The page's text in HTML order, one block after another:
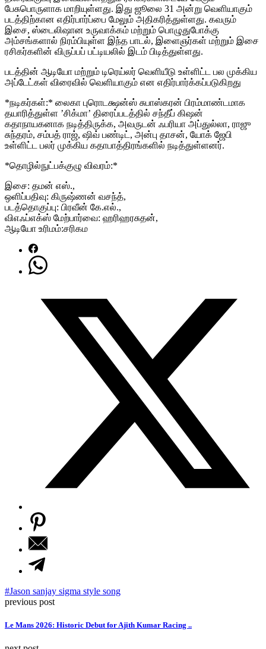
பேசுபொருளாக மாறியுள்ளது. இது ஜூலை 31 அன்று வெளியாகும்
படத்திற்கான எதிர்பார்ப்பை மேலும் அதிகரித்துள்ளது. கவரும்
இசை, ஸ்டைலிஷான உருவாக்கம் மற்றும் பொழுதுபோக்கு
அம்சங்களால் நிரம்பியுள்ள இந்த பாடல், இளைஞர்கள் மற்றும் இசை
ரசிகர்களின் விருப்பப் பட்டியலில் இடம் பிடித்துள்ளது.
படத்தின் ஆடியோ மற்றும் டிரெய்லர் வெளியீடு உள்ளிட்ட பல முக்கிய
அப்டேட்கள் விரைவில் வெளியாகும் என எதிர்பார்க்கப்படுகிறது
*நடிகர்கள்:* லைகா புரொடக்ஷன்ஸ் சுபாஸ்கரன் பிரம்மாண்டமாக
தயாரித்துள்ள ’சிக்மா’ திரைப்படத்தில் சந்தீப் கிஷன்
கதாநாயகனாக நடித்திருக்க, அவருடன் ஃபரியா அப்துல்லா, ராஜு
சுந்தரம், சம்பத் ராஜ், ஷிவ் பண்டிட், அன்பு தாசன், யோக் ஜேபி
உள்ளிட்ட பலர் முக்கிய கதாபாத்திரங்களில் நடித்துள்ளனர்.
*தொழில்நுட்பக்குழு விவரம்:*
இசை: தமன் எஸ்.,
ஒளிப்பதிவு: கிருஷ்ணன் வசந்த்,
படத்தொகுப்பு: பிரவீன் கே.எல்.,
விஎஃப்எக்ஸ் மேற்பார்வை: ஹரிஹரசுதன்,
ஆடியோ உரிமம்:சரிகம
#Jason sanjay sigma style song
previous post
Le Mans 2026: Historic Debut for Ajith Kumar Racing ..